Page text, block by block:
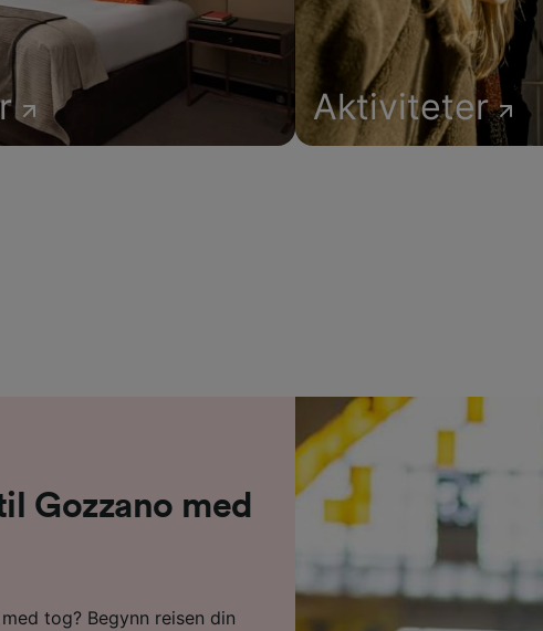
Aktiviteter
Gozzano med
tog? Begynn reisen din